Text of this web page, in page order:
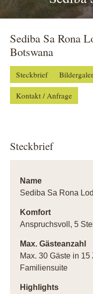
Sediba Sa Rona
Botswana
Steckbrief
Kontakt / Anfrage
Steckbrief
Name
Sediba Sa Rona
Komfort
Anspruchsvoll, 5
Max. Gästeanzahl
Max. 30 Gäste in
Familiensuite
Highlights